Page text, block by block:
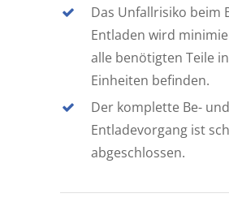
Das Unfallrisiko beim
Entladen wird
alle benötigten Teile
Einheiten befinden.
Der komplette Be- und
Entladevorgang ist
abgeschlossen.